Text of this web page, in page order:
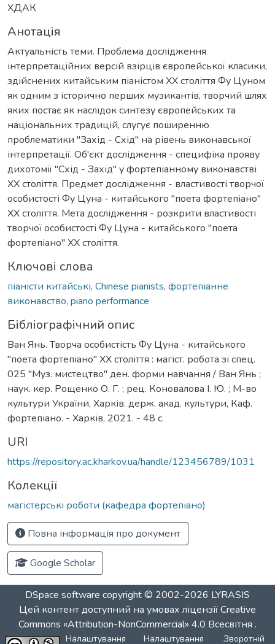
ХДАК
Анотація
Актуальність теми. Проблема дослідження
інтерпретаційних версій взірців європейської класики,
здійснених китайським піаністом ХХ століття Фу Цуном
як одним з історично перших музикантів, творчий шлях
яких постає як наслідок синтезу європейських та
національних традицій, слугує поширенню
проблематики "Захід - Схід" на рівень виконавської
інтерпретації. Об'єкт дослідження - специфіка прояву
дихотомії "Схід - Захід" у фортепіанному виконавстві
ХХ століття. Предмет дослідження - властивості творчої
особистості Фу Цуна - китайського "поета фортепіано"
ХХ століття. Мета дослідження - розкрити властивості
творчої особистості Фу Цуна - китайського "поета
фортепіано" ХХ століття.
Ключові слова
піаністи китайські, Chinese pianists, фортепіанне
виконавство, piano performance
Бібліографічний опис
Ван Янь. Творча особистість Фу Цуна - китайського
"поета фортепіано" ХХ століття : магіст. робота зі спец.
025 "Муз. мистецтво" ден. форми навчання / Ван Янь ;
наук. кер. Рощенко О. Г. ; рец. Коновалова І. Ю. ; М-во
культури України, Харків. держ. акад. культури, Каф.
фортепіано. - Харків, 2021. - 48 с.
URI
https://repository.ac.kharkov.ua/handle/123456789/1031
Колекції
магістерські роботи (кафедра фортепіано)
Повна інформація про документ
Google Scholar
DSpace software copyright © 2002-2026 LYRASIS
Цей контент доступний на умовах ліцензіїCreative
Commons «Attribution-NonCommercial» 4.0 Всесвітня .
Налаштування Налаштування Зворотній